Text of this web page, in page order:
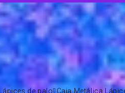
Lápices de palo Caja Metálica